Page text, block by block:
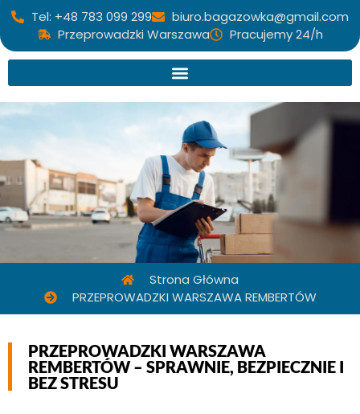
Tel: +48 783 099 299
biuro.bagazowka@gmail.com
Przeprowadzki Warszawa
Pracujemy 24/h
Strona Główna
PRZEPROWADZKI WARSZAWA REMBERTÓW
PRZEPROWADZKI WARSZAWA
REMBERTÓW – SPRAWNIE, BEZPIECZNIE I
BEZ STRESU